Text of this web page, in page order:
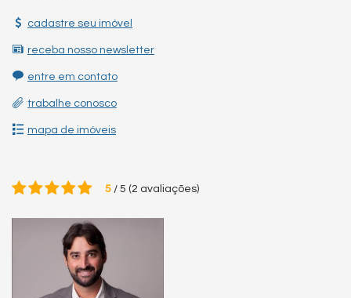
cadastre seu imóvel
receba nosso newsletter
entre em contato
trabalhe conosco
mapa de imóveis
5 / 5 (2 avaliações)